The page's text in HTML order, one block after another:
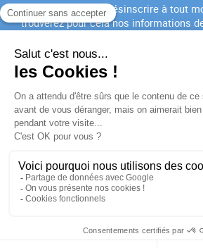
Vous pouvez vous désinscrire à tout
trouverez pour cela nos informations
J'accepte lesconditions générales
confidentialité
PRODUITS
NOTRE SOCIÉTÉ
VOTRE COMPTE